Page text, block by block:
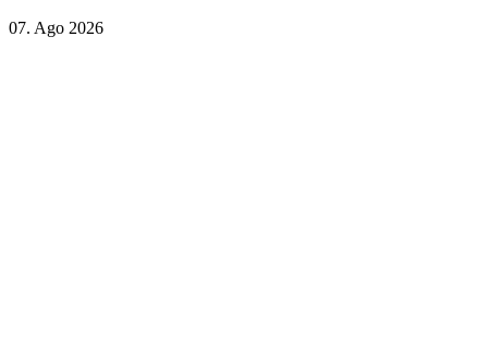
07. Ago 2026